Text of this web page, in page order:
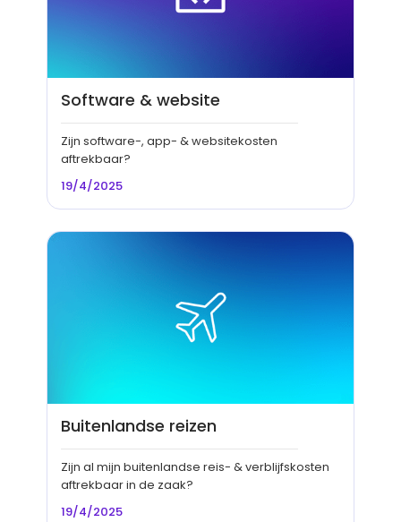
Software & website
Zijn software-, app- & websitekosten
aftrekbaar?
19/4/2025
Buitenlandse reizen
Zijn al mijn buitenlandse reis- & verblijfskosten
aftrekbaar in de zaak?
19/4/2025